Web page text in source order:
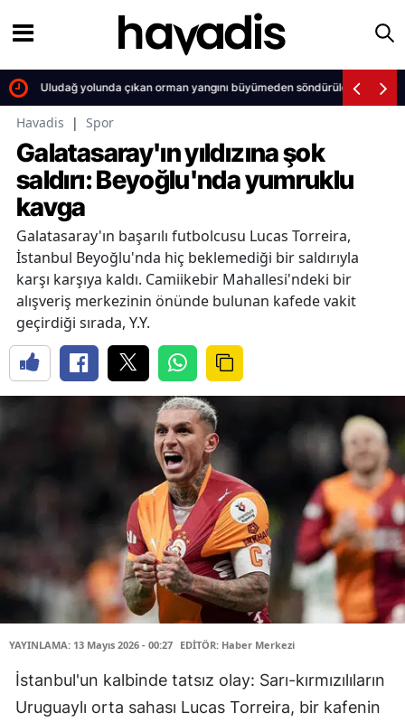
Uludağ yolunda çıkan orman yangını büyümeden söndürüldü
Havadis | Spor
Galatasaray'ın yıldızına şok
saldırı: Beyoğlu'nda yumruklu
kavga
Galatasaray'ın başarılı futbolcusu Lucas Torreira,
İstanbul Beyoğlu'nda hiç beklemediği bir saldırıyla
karşı karşıya kaldı. Camiikebir Mahallesi'ndeki bir
alışveriş merkezinin önünde bulunan kafede vakit
geçirdiği sırada, Y.Y.
YAYINLAMA: 13 Mayıs 2026 - 00:27 EDİTÖR: Haber Merkezi
İstanbul'un kalbinde tatsız olay: Sarı-kırmızılıların
Uruguaylı orta sahası Lucas Torreira, bir kafenin